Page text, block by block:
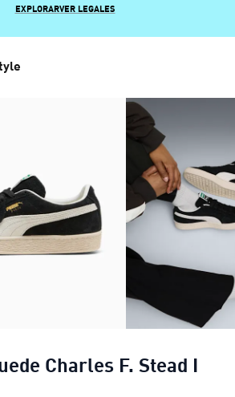
EXPLORARVER LEGALES
Charles F. Stead I